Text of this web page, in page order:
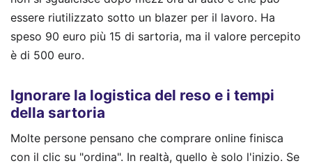
essere riutilizzato sotto un blazer per il lavoro. Ha
speso 90 euro più 15 di sartoria, ma il valore percepito
è di 500 euro.
Ignorare la logistica del reso e i tempi
della sartoria
Molte persone pensano che comprare online finisca
con il clic su "ordina". In realtà, quello è solo l'inizio. Se